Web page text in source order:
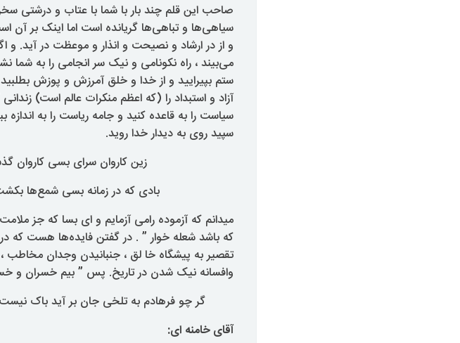
صاحب این قلم چند بار با شما با عتاب و درشتی
سیاهی‌ها و تباهی‌ها گریانده است اما اینک بر آن
و از در ارشاد و نصیحت و انذار و موعظت در آید.
می‌بیند ، راه نکونامی و نیک‌ سر انجامی را به
ستم بپیرایید و از خدا و خلق آمرزش و پوزش بطلبید
آزاد و استبداد را (که اعظم منکرات عالم است)
سیاست را به قاعده کنید و جامه ریاست را به اندازه
سپید روی به دیدار خدا روید.
زین کاروان سرای بسی‌
بادی که در زمانه بسی‌
میدانم که آزموده رامی‌‌ آزمایم و ‌ای بسا که جز
که باشد شعله خوار ” . در گفتن فایده‌ها هست که
تقصیر به پیشگاه خا لق ، جنبانیدن وجدان
وافسانه نیک‌ شدن در تاریخ. پس ” بیم خسران و
گر چو فرهادم به تلخی‌ جان بر آید
آقای خامنه ای: